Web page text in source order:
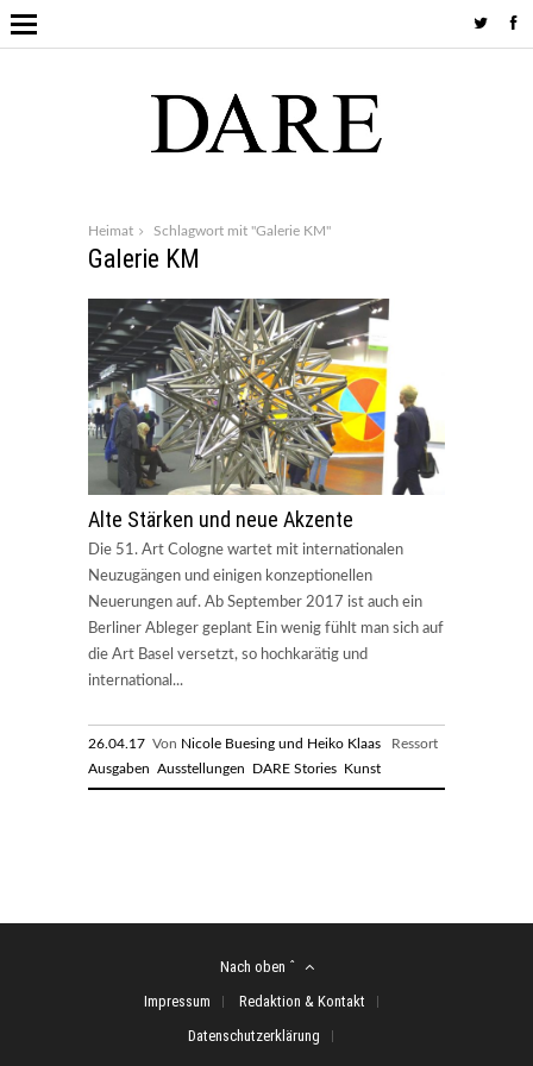
Heimat Schlagwort mit "Galerie KM"
Galerie KM
Alte Stärken und neue Akzente
Die 51. Art Cologne wartet mit internationalen
Neuzugängen und einigen konzeptionellen
Neuerungen auf. Ab September 2017 ist auch ein
Berliner Ableger geplant Ein wenig fühlt man sich auf
die Art Basel versetzt, so hochkarätig und
international...
26.04.17 Von Nicole Buesing und Heiko Klaas Ressort
Ausgaben Ausstellungen DARE Stories Kunst
Nach oben ˆ
Impressum
Redaktion & Kontakt
Datenschutzerklärung